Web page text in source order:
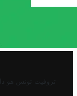
تروفيت تونس هو